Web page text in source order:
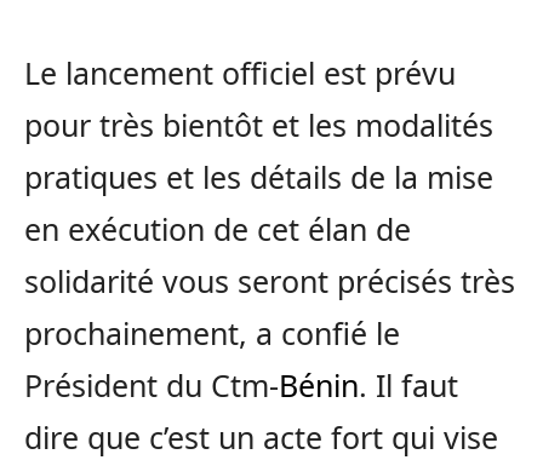
Le lancement officiel est prévu
pour très bientôt et les modalités
pratiques et les détails de la mise
en exécution de cet élan de
solidarité vous seront précisés très
prochainement, a confié le
Président du Ctm-Bénin. Il faut
dire que c’est un acte fort qui vise